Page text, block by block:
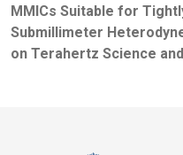
MMICs Suitable for
Submillimeter
on Terahertz Science